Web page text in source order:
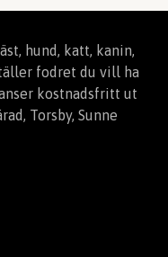
hund, katt, kanin,
fodret du vill ha
kostnadsfritt ut
Torsby, Sunne